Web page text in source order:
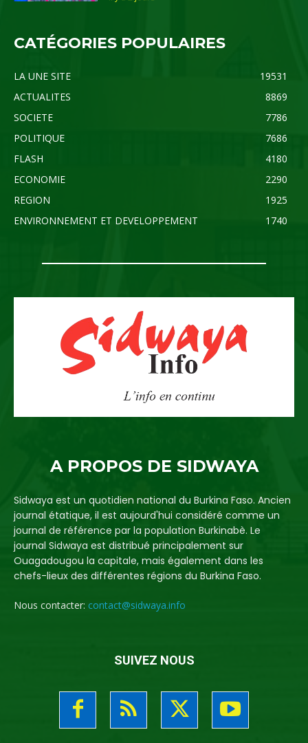
CATÉGORIES POPULAIRES
LA UNE SITE
19531
ACTUALITES
8869
SOCIETE
7786
POLITIQUE
7686
FLASH
4180
ECONOMIE
2290
REGION
1925
ENVIRONNEMENT ET DEVELOPPEMENT
1740
A PROPOS DE SIDWAYA
Sidwaya est un quotidien national du Burkina Faso. Ancien
journal étatique, il est aujourd'hui considéré comme un
journal de référence par la population Burkinabè. Le
journal Sidwaya est distribué principalement sur
Ouagadougou la capitale, mais également dans les
chefs-lieux des différentes régions du Burkina Faso.
Nous contacter: contact@sidwaya.info
SUIVEZ NOUS